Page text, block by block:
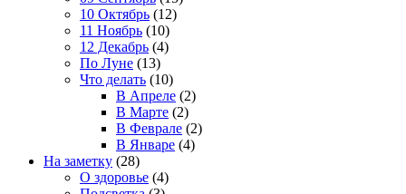
10 Октябрь (12)
11 Ноябрь (10)
12 Декабрь (4)
По Луне (13)
Что делать (10)
В Апреле (2)
В Марте (2)
В Феврале (2)
В Январе (4)
На заметку (28)
О здоровье (4)